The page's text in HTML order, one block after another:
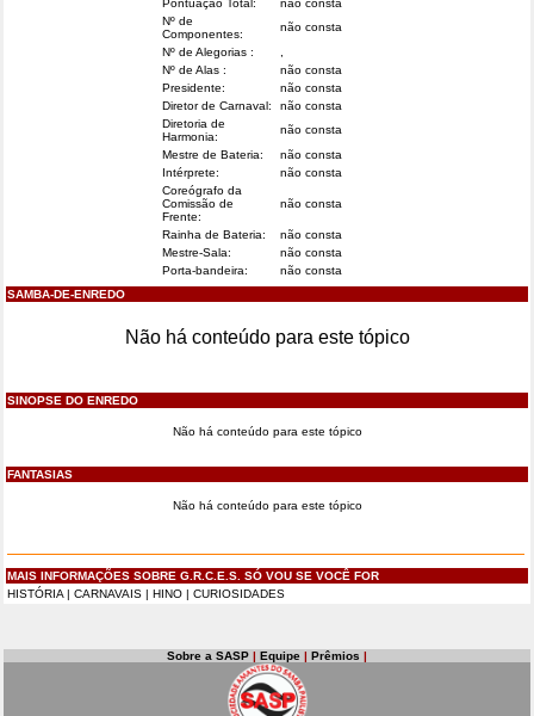
Pontuação Total:
não consta
Nº de
Componentes:
não consta
Nº de Alegorias :
Nº de Alas :
não consta
Presidente:
não consta
Diretor de Carnaval:
não consta
Diretoria de
Harmonia:
não consta
Mestre de Bateria:
não consta
Intérprete:
não consta
Coreógrafo da
Comissão de
Frente:
não consta
Rainha de Bateria:
não consta
Mestre-Sala:
não consta
Porta-bandeira:
não consta
SAMBA-DE-ENREDO
Não há conteúdo para este tópico
SINOPSE DO ENREDO
Não há conteúdo para este tópico
FANTASIAS
Não há conteúdo para este tópico
MAIS INFORMAÇÕES SOBRE G.R.C.E.S. SÓ VOU SE VOCÊ FOR
HISTÓRIA | CARNAVAIS | HINO | CURIOSIDADES
Sobre a SASP | Equipe | Prêmios |